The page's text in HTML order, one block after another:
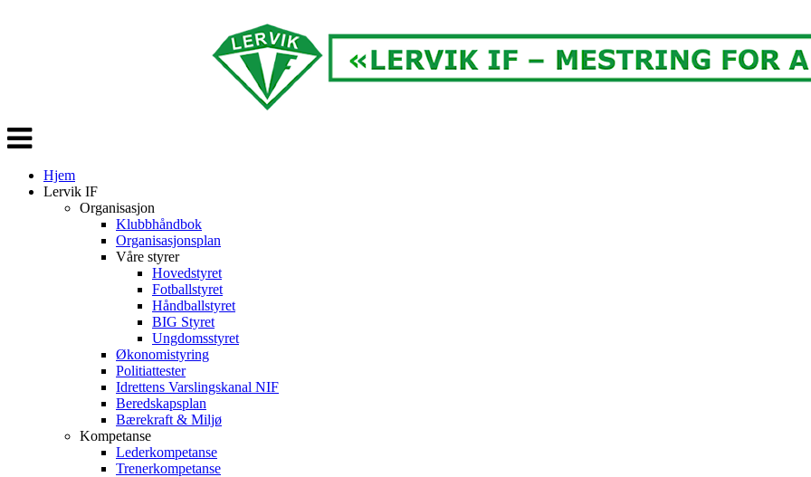
Veksle
navigasjon
Hjem
Lervik IF
Organisasjon
Klubbhåndbok
Organisasjonsplan
Våre styrer
Hovedstyret
Fotballstyret
Håndballstyret
BIG Styret
Ungdomsstyret
Økonomistyring
Politiattester
Idrettens Varslingskanal NIF
Beredskapsplan
Bærekraft & Miljø
Kompetanse
Lederkompetanse
Trenerkompetanse